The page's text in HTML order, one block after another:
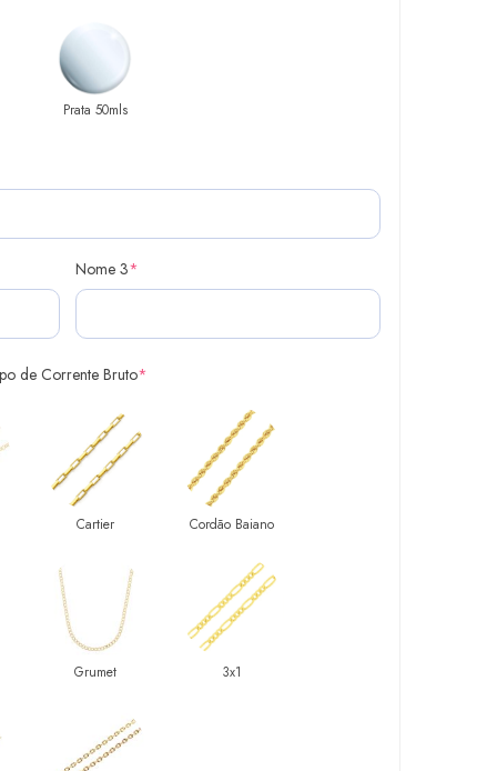
Prata 50mls
Nome 3*
de Corrente Bruto*
Cartier Cordão Baiano
Grumet 3x1